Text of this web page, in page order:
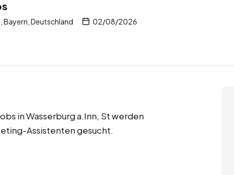
Bayern, Deutschland 02/08/2026
in Wasserburg a.Inn, St werden
Assistenten gesucht.